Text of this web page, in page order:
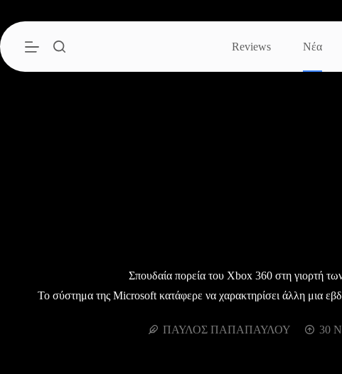
περιεχόμενο
Reviews
Νέα
Σπουδαία πορεία του Xbox 360 στη γιορτή
Το σύστημα της Microsoft κατάφερε να χαρακτηρίσει άλλη μια
ΠΑΥΛΟΣ ΠΑΠΑΠΑΥΛΟΥ 30